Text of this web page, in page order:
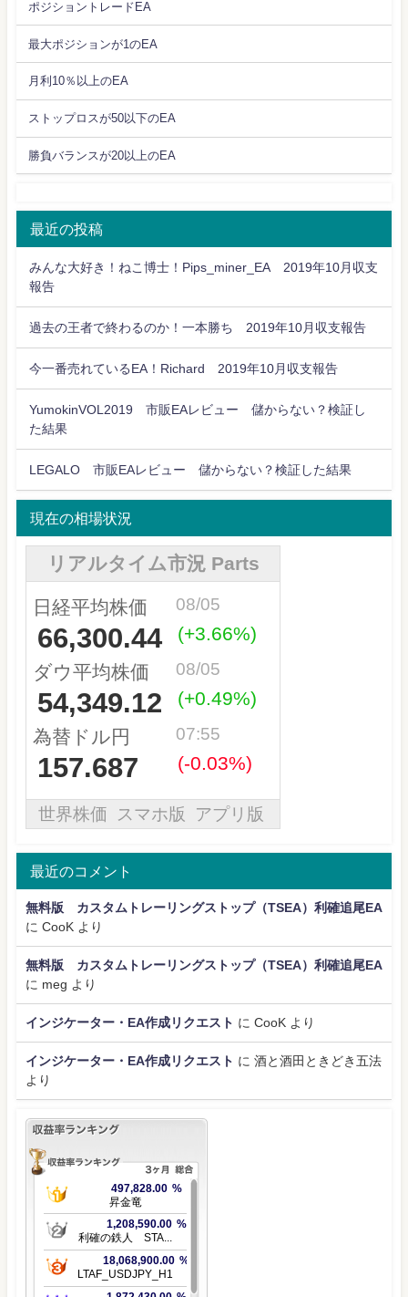
ポジショントレードEA
最大ポジションが1のEA
月利10％以上のEA
ストップロスが50以下のEA
勝負バランスが20以上のEA
最近の投稿
みんな大好き！ねこ博士！Pips_miner_EA 2019年10月収支
報告
過去の王者で終わるのか！一本勝ち 2019年10月収支報告
今一番売れているEA！Richard 2019年10月収支報告
YumokinVOL2019 市販EAレビュー 儲からない？検証し
た結果
LEGALO 市販EAレビュー 儲からない？検証した結果
現在の相場状況
最近のコメント
無料版 カスタムトレーリングストップ（TSEA）利確追尾EA
に CooK より
無料版 カスタムトレーリングストップ（TSEA）利確追尾EA
に meg より
インジケーター・EA作成リクエスト に CooK より
インジケーター・EA作成リクエスト に 酒と酒田ときどき五法
より